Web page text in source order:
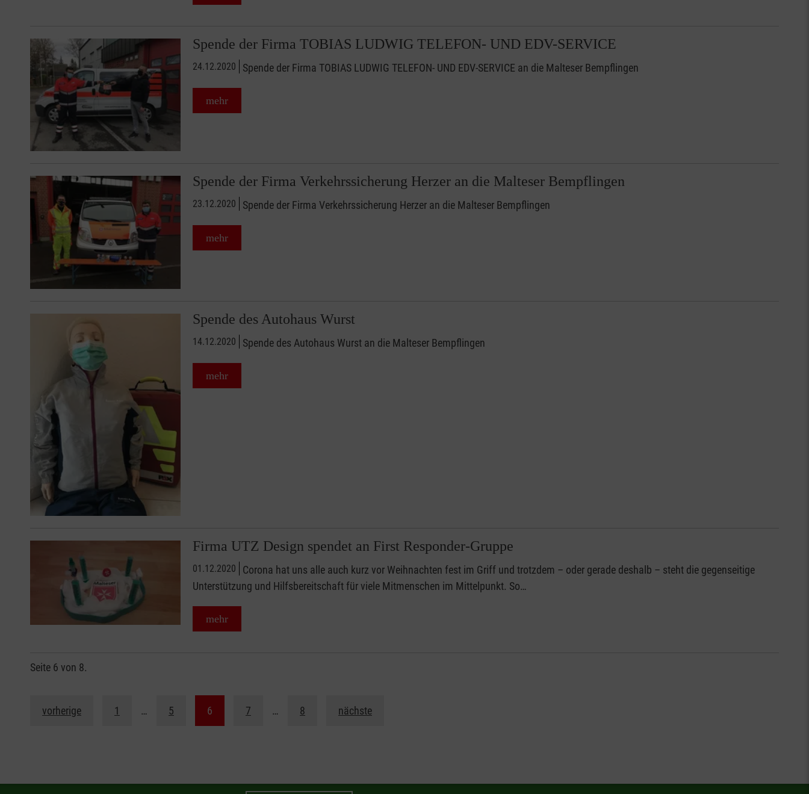
Spende der Firma TOBIAS LUDWIG TELEFON- UND EDV-SERVICE
24.12.2020 Spende der Firma TOBIAS LUDWIG TELEFON- UND EDV-SERVICE an die Malteser Bempflingen
mehr
Spende der Firma Verkehrssicherung Herzer an die Malteser Bempflingen
23.12.2020 Spende der Firma Verkehrssicherung Herzer an die Malteser Bempflingen
mehr
Spende des Autohaus Wurst
14.12.2020 Spende des Autohaus Wurst an die Malteser Bempflingen
mehr
Firma UTZ Design spendet an First Responder-Gruppe
01.12.2020
Corona hat uns alle auch kurz vor Weihnachten fest im Griff und trotzdem – oder gerade deshalb – steht die gegenseitige
Unterstützung und Hilfsbereitschaft für viele Mitmenschen im Mittelpunkt. So…
mehr
Seite 6 von 8.
vorherige 1 … 5 6 7 … 8 nächste